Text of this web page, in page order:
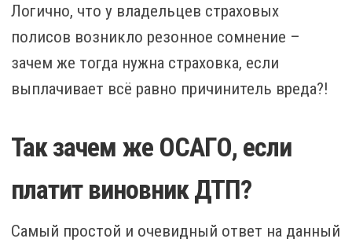
Логично, что у владельцев страховых
полисов возникло резонное сомнение –
зачем же тогда нужна страховка, если
выплачивает всё равно причинитель вреда?!
Так зачем же ОСАГО, если
платит виновник ДТП?
Самый простой и очевидный ответ на данный